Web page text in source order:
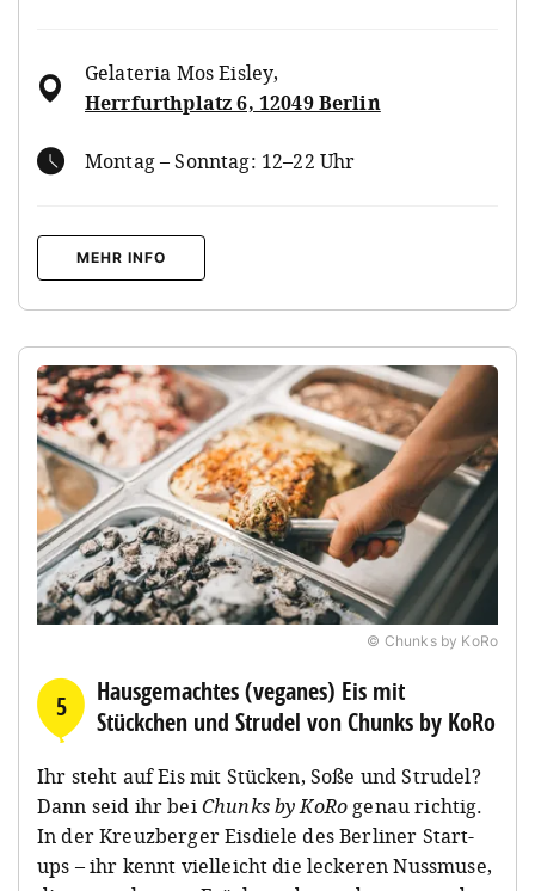
Gelateria Mos Eisley,
Herrfurthplatz 6, 12049 Berlin
Montag – Sonntag: 12–22 Uhr
MEHR INFO
© Chunks by KoRo
5
Hausgemachtes (veganes) Eis mit
Stückchen und Strudel von Chunks by KoRo
Ihr steht auf Eis mit Stücken, Soße und Strudel?
Dann seid ihr beiChunks by KoRo genau richtig.
In der Kreuzberger Eisdiele des Berliner Start-
ups – ihr kennt vielleicht die leckeren Nussmuse,